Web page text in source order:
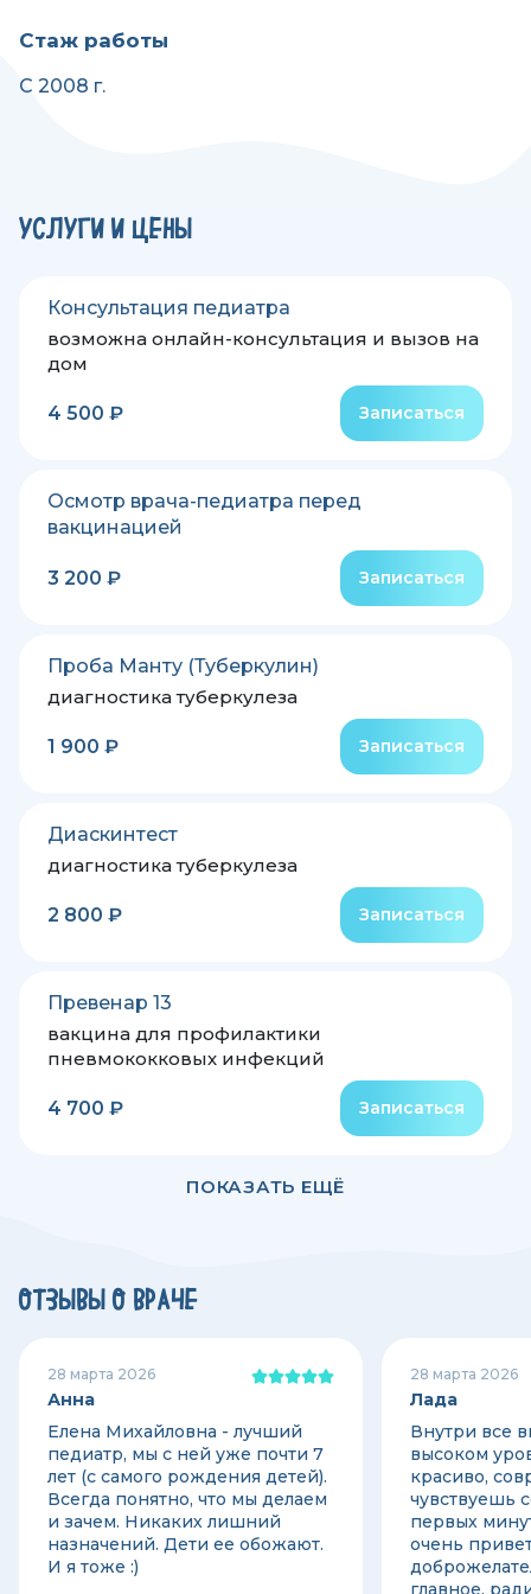
Стаж работы
С 2008 г.
УСЛУГИ И ЦЕНЫ
Консультация педиатра
возможна онлайн-консультация и вызов на
дом
4 500 ₽ Записаться
Осмотр врача-педиатра перед
вакцинацией
3 200 ₽ Записаться
Проба Манту (Туберкулин)
диагностика туберкулеза
1 900 ₽ Записаться
Диаскинтест
диагностика туберкулеза
2 800 ₽ Записаться
Превенар 13
вакцина для профилактики
пневмококковых инфекций
4 700 ₽ Записаться
ПОКАЗАТЬ ЕЩЁ
ОТЗЫВЫ О ВРАЧЕ
28 марта 2026
Анна
Елена Михайловна - лучший
педиатр, мы с ней уже почти 7
лет (с самого рождения детей).
Всегда понятно, что мы делаем
и зачем. Никаких лишний
назначений. Дети ее обожают.
И я тоже :)
28 марта 2026
Лада
Внутри все
высоком
красиво,
чувствуешь
первых
очень
главное,